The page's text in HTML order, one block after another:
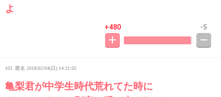
よ
+480 -5
102. 匿名 2018/02/04(日) 14:31:02
亀梨君が中学生時代荒れてた時に